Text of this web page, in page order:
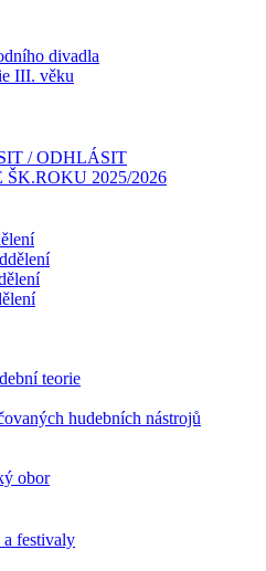
divadla
III. věku
/ ODHLÁSIT
2025/2026
teorie
hudebních nástrojů
obor
festivaly